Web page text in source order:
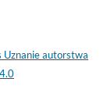
Uznanie autorstwa